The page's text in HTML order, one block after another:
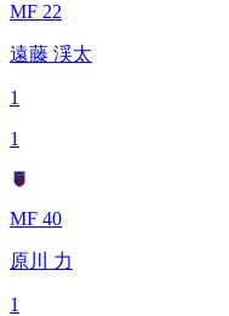
MF 22
遠藤 渓太
1
1
MF 40
原川 力
1